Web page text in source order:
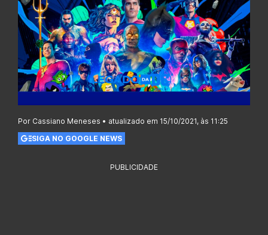
Por Cassiano Meneses • atualizado em 15/10/2021, às 11:25
SIGA NO GOOGLE NEWS
PUBLICIDADE